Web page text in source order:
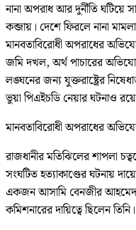
নানা অপরাধ আর দুর্নীতি
কব্জায়। দেশে ফিরলে নানা
মানবতাবিরোধী অপরাধের
জমি দখল, অর্থ পাচারের
লঙ্ঘনের জন্য যুক্তরাষ্ট্রের
ভুয়া পিএইচডি নেয়ার ঘটনাও
মানবতাবিরোধী অপরাধের
রাজধানীর মতিঝিলের শাপলা
সংঘটিত হত্যাকাণ্ডের ঘটনায়
একজন আসামি বেনজীর
কমিশনারের দায়িত্বে ছিলেন তিনি।